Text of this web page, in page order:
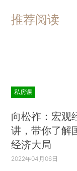
推荐阅读
私房课
向松祚：宏观
讲，带你了解
经济大局
2022年04月06日